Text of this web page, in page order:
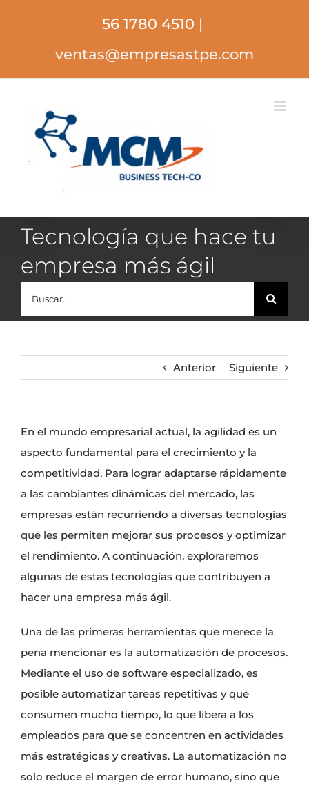
56 1780 4510 |
ventas@empresastpe.com
Tecnología que hace tu
empresa más ágil
Anterior Siguiente
En el mundo empresarial actual, la agilidad es un
aspecto fundamental para el crecimiento y la
competitividad. Para lograr adaptarse rápidamente
a las cambiantes dinámicas del mercado, las
empresas están recurriendo a diversas tecnologías
que les permiten mejorar sus procesos y optimizar
el rendimiento. A continuación, exploraremos
algunas de estas tecnologías que contribuyen a
hacer una empresa más ágil.
Una de las primeras herramientas que merece la
pena mencionar es la automatización de procesos.
Mediante el uso de software especializado, es
posible automatizar tareas repetitivas y que
consumen mucho tiempo, lo que libera a los
empleados para que se concentren en actividades
más estratégicas y creativas. La automatización no
solo reduce el margen de error humano, sino que